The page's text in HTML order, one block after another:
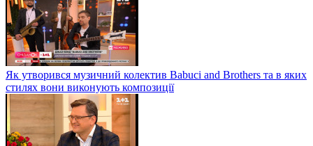
Як утворився музичний колектив Babuci and Brothers та в яких
стилях вони виконують композиції